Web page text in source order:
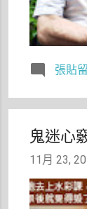
張貼
鬼迷心
11月 23,